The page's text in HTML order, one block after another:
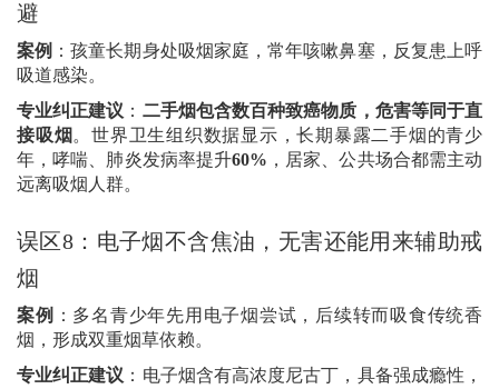
避
案例 ：孩童长期身处吸烟家庭，常年咳嗽鼻塞，反复患上呼
吸道感染。
专业纠正建议 ： 二手烟包含数百种致癌物质，危害等同于直
接吸烟 。世界卫生组织数据显示，长期暴露二手烟的青少
年，哮喘、肺炎发病率提升60% ，居家、公共场合都需主动
远离吸烟人群。
误区8：电子烟不含焦油，无害还能用来辅助戒
烟
案例
：多名青少年先用电子烟尝试，后续转而吸食传统香
烟，形成双重烟草依赖。
专业纠正建议 ：电子烟含有高浓度尼古丁，具备强成瘾性，